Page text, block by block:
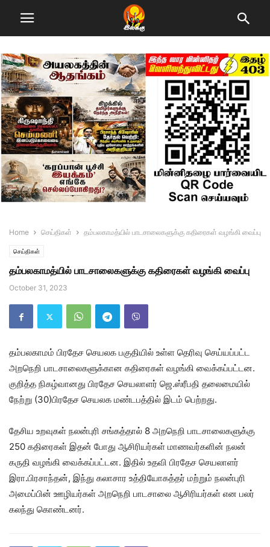
Home செய்திகள் தம்பலகாமத்யில் பாடசாலைகளுக்கு கதிரைகள் வழங்கி வைப்பு
செய்திகள்
தம்பலகாமத்யில் பாடசாலைகளுக்கு கதிரைகள் வழங்கி வைப்பு
October 31, 2023
தம்பலகாமம் பிரதேச செயலக பகுதியில் உள்ள தெரிவு செய்யப்பட்ட
அறநெறி பாடசாலைகளுக்கான கதிரைகள் வழங்கி வைக்கப்பட்டன.
குறித்த நிகழ்வானது பிரதேச செயலாளர் ஜெ.ஸ்ரீபதி தலைமையில்
நேற்று (30)பிரதேச செயலக மண்டபத்தில் இடம் பெற்றது.
தேசிய உறவுகள் நலன்புரி சங்கத்தால் 8 அறநெறி பாடசாலைகளுக்கு
250 கதிரைகள் இதன் போது ஆசிரியர்கள் மாணவர்களின் நலன்
கருதி வழங்கி வைக்கப்பட்டன. இதில் உதவி பிரதேச செயலாளர்
இரா.பிரசாந்தன், இந்து கலாசார உத்தியோகத்தர் மற்றும் நலன்புரி
அமைப்பின் ஊழியர்கள் அறநெறி பாடசாலை ஆசிரியர்கள் என பலர்
கலந்து கொண்டனர்.